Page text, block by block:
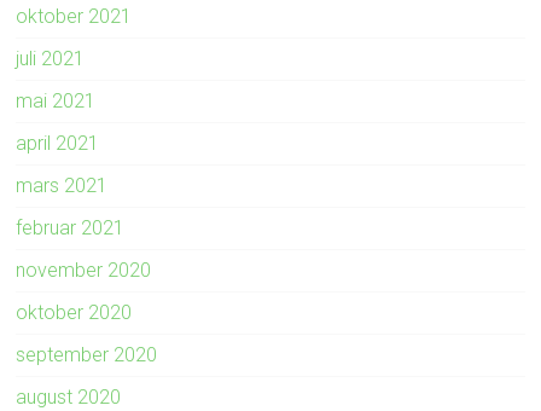
oktober 2021
juli 2021
mai 2021
april 2021
mars 2021
februar 2021
november 2020
oktober 2020
september 2020
august 2020